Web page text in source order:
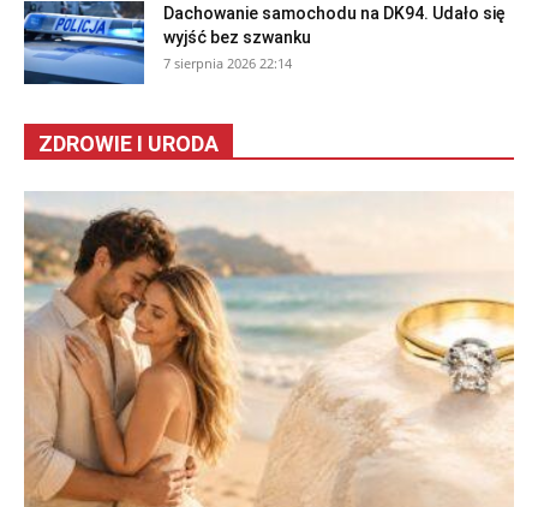
Dachowanie samochodu na DK94. Udało się
wyjść bez szwanku
7 sierpnia 2026 22:14
ZDROWIE I URODA